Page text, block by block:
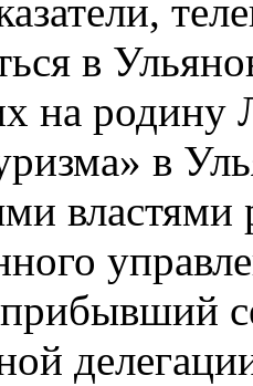
в
на родину
в
властями